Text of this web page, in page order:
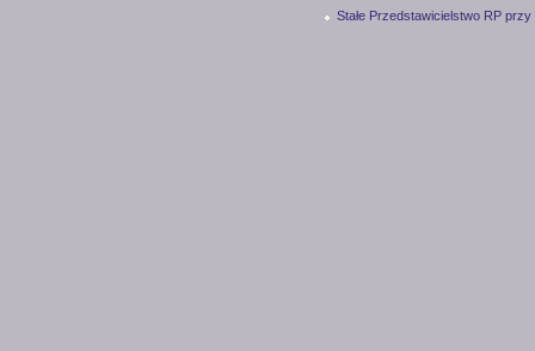
Stałe Przedstawicielstwo RP przy